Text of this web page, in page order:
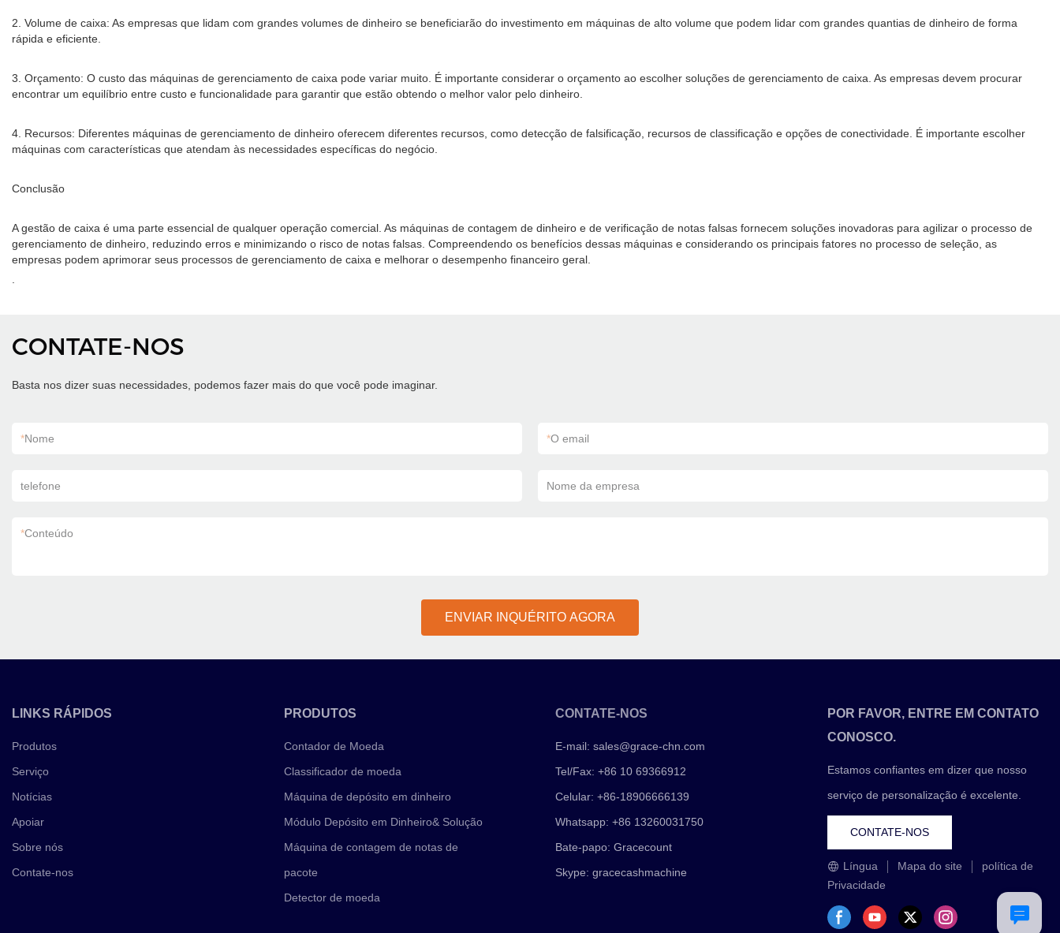
2. Volume de caixa: As empresas que lidam com grandes volumes de dinheiro se beneficiarão do investimento em máquinas de alto volume que podem lidar com grandes quantias de dinheiro de forma
rápida e eficiente.
3. Orçamento: O custo das máquinas de gerenciamento de caixa pode variar muito. É importante considerar o orçamento ao escolher soluções de gerenciamento de caixa. As empresas devem procurar
encontrar um equilíbrio entre custo e funcionalidade para garantir que estão obtendo o melhor valor pelo dinheiro.
4. Recursos: Diferentes máquinas de gerenciamento de dinheiro oferecem diferentes recursos, como detecção de falsificação, recursos de classificação e opções de conectividade. É importante escolher
máquinas com características que atendam às necessidades específicas do negócio.
Conclusão
A gestão de caixa é uma parte essencial de qualquer operação comercial. As máquinas de contagem de dinheiro e de verificação de notas falsas fornecem soluções inovadoras para agilizar o processo de
gerenciamento de dinheiro, reduzindo erros e minimizando o risco de notas falsas. Compreendendo os benefícios dessas máquinas e considerando os principais fatores no processo de seleção, as
empresas podem aprimorar seus processos de gerenciamento de caixa e melhorar o desempenho financeiro geral.
CONTATE-NOS
Basta nos dizer suas necessidades, podemos fazer mais do que você pode imaginar.
*Nome *O email
telefone Nome da empresa
*Conteúdo
ENVIAR INQUÉRITO AGORA
LINKS RÁPIDOS
Produtos
Serviço
Notícias
Apoiar
Sobre nós
Contate-nos
PRODUTOS
Contador de Moeda
Classificador de moeda
Máquina de depósito em dinheiro
Módulo Depósito em Dinheiro& Solução
Máquina de contagem de notas de
pacote
Detector de moeda
CONTATE-NOS
E-mail:sales@grace-chn.com
Tel/Fax: +86 10 69366912
Celular: +86-18906666139
Whatsapp: +86 13260031750
Bate-papo: Gracecount
Skype: gracecashmachine
POR FAVOR, ENTRE EM CONTATO
CONOSCO.
Estamos confiantes em dizer que nosso
serviço de personalização é excelente.
CONTATE-NOS
Língua Mapa do site
política de
Privacidade